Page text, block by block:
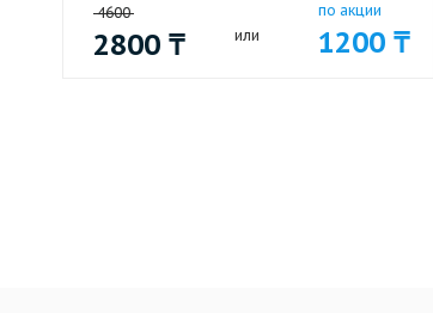
4600
2800 ₸ или
по акции
1200 ₸